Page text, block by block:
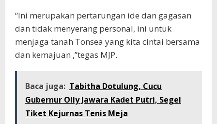
“Ini merupakan pertarungan ide dan gagasan
dan tidak menyerang personal, ini untuk
menjaga tanah Tonsea yang kita cintai bersama
dan kemajuan ,”tegas MJP.
Baca juga: Tabitha Dotulung, Cucu
Gubernur Olly Jawara Kadet Putri, Segel
Tiket Kejurnas Tenis Meja